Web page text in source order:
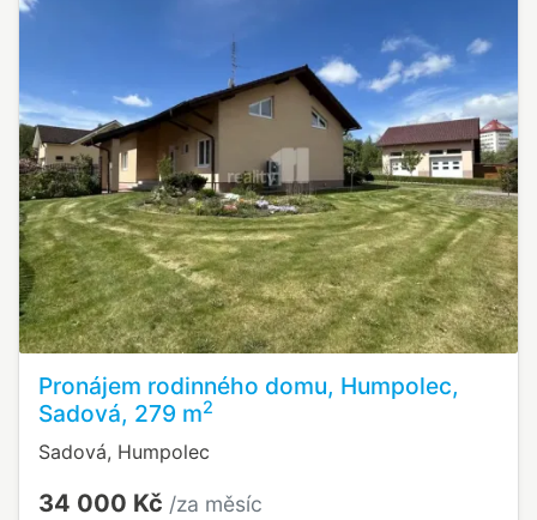
Pronájem rodinného domu, Humpolec,
Sadová, 279 m2
Sadová, Humpolec
34 000 Kč /za měsíc